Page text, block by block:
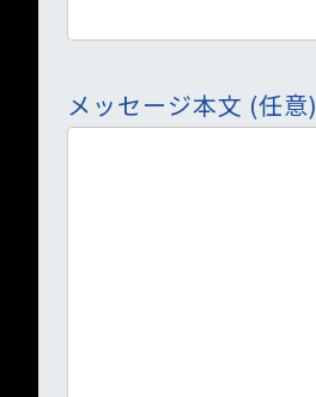
メッセージ本文 (任意)